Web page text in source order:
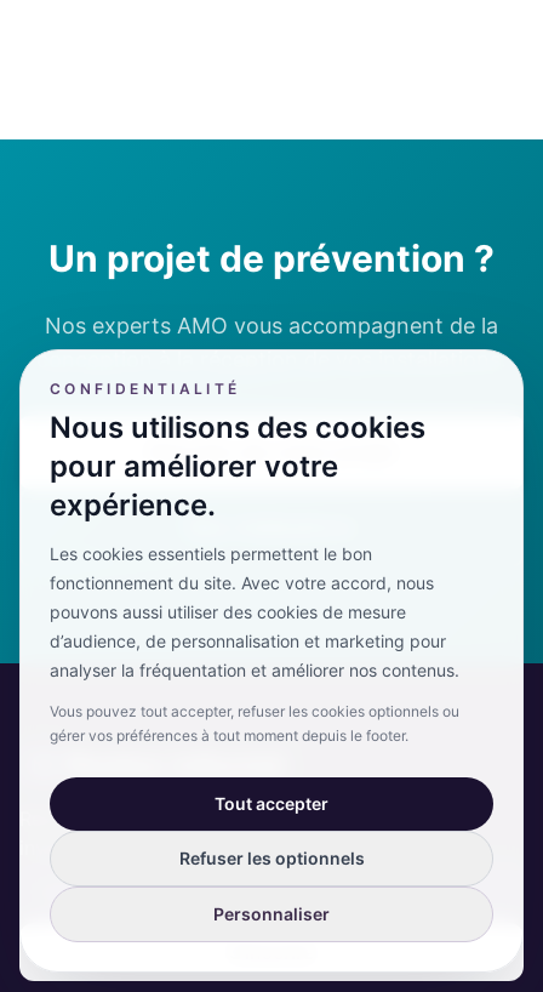
CONFIDENTIALITÉ
Nous utilisons des cookies
pour améliorer votre
expérience.
Les cookies essentiels permettent le bon
fonctionnement du site. Avec votre accord, nous
pouvons aussi utiliser des cookies de mesure
d’audience, de personnalisation et marketing pour
analyser la fréquentation et améliorer nos contenus.
Vous pouvez tout accepter, refuser les cookies optionnels ou
gérer vos préférences à tout moment depuis le footer.
Tout accepter
Refuser les optionnels
Personnaliser
Un projet de prévention ?
Nos experts AMO vous accompagnent de la
conception à la réception de vos installations.
Discuter de votre projet
Recevez nos actualités, conseils d'experts et
invitations à nos événements.